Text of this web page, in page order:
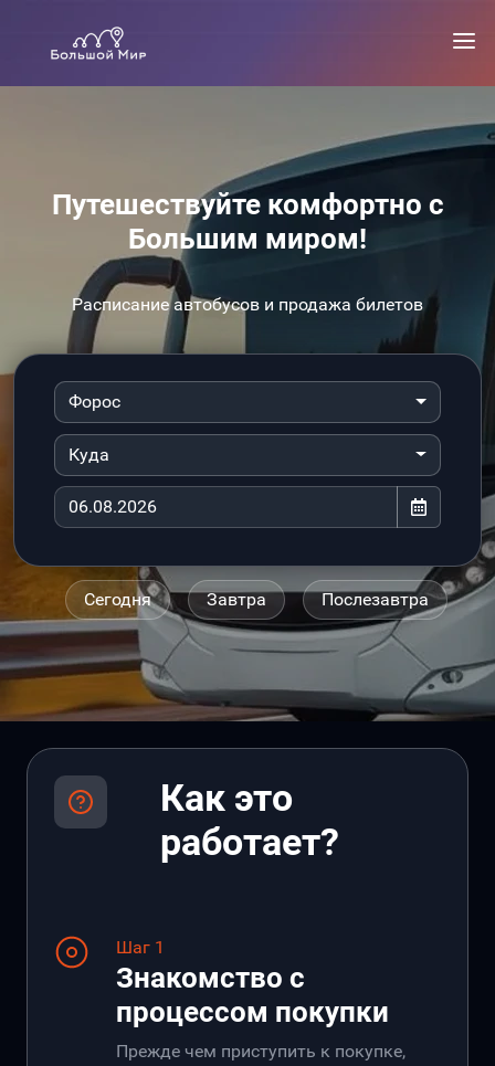
Путешествуйте комфортно с
Большим миром!
Расписание автобусов и продажа билетов
Форос
Куда
Сегодня Завтра Послезавтра
Как это
работает?
Шаг 1
Знакомство с
процессом покупки
Прежде чем приступить к покупке,